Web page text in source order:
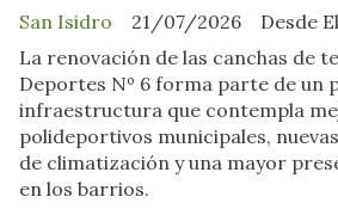
Desde
San Isidro
21/07/2026
La renovación de las canchas de
Deportes Nº 6 forma parte de un
infraestructura que contempla
polideportivos municipales,
de climatización y una mayor
en los barrios.